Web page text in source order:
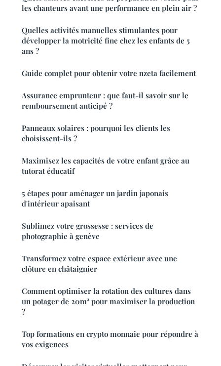
les chanteurs avant une performance en plein air ?
Quelles activités manuelles stimulantes pour
développer la motricité fine chez les enfants de 5
ans ?
Guide complet pour obtenir votre nzeta facilement
Assurance emprunteur : que faut-il savoir sur le
remboursement anticipé ?
Panneaux solaires : pourquoi les clients les
choisissent-ils ?
Maximisez les capacités de votre enfant grâce au
tutorat éducatif
5 étapes pour aménager un jardin japonais
d'intérieur apaisant
Sublimez votre grossesse : services de
photographie à genève
Transformez votre espace extérieur avec une
clôture en châtaignier
Comment optimiser la rotation des cultures dans
un potager de 20m² pour maximiser la production
?
Top formations en crypto monnaie pour répondre à
vos exigences